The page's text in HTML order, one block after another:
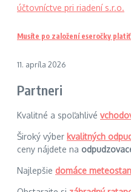
Musíte po založení eseročky
11. apríla 2026
Partneri
Kvalitné a spoľahlivé
Široký výber kvalitných
ceny nájdete na
Najlepšie domáce